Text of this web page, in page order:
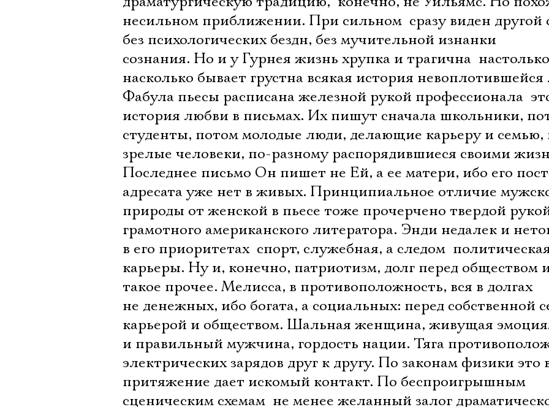
несильном приближении. При сильном  сразу виден другой
без психологических бездн, без мучительной изнанки
сознания. Но и у Гурнея жизнь хрупка и трагична 
насколько бывает грустна всякая история
Фабула пьесы расписана железной рукой профессионала 
история любви в письмах. Их пишут сначала школьники,
студенты, потом молодые люди, делающие карьеру и семью,
зрелые человеки, по-разному распорядившиеся своими
Последнее письмо Он пишет не Ей, а ее матери, ибо его
адресата уже нет в живых. Принципиальное отличие
природы от женской в пьесе тоже прочерчено твердой
грамотного американского литератора. Энди недалек и
в его приоритетах  спорт, служебная, а следом 
карьеры. Ну и, конечно, патриотизм, долг перед обществом
такое прочее. Мелисса, в противоположность, вся в долгах 
не денежных, ибо богата, а социальных: перед собственной
карьерой и обществом. Шальная женщина, живущая
и правильный мужчина, гордость нации. Тяга
электрических зарядов друг к другу. По законам физики это
притяжение дает искомый контакт. По беспроигрышным
сценическим схемам  не менее желанный залог